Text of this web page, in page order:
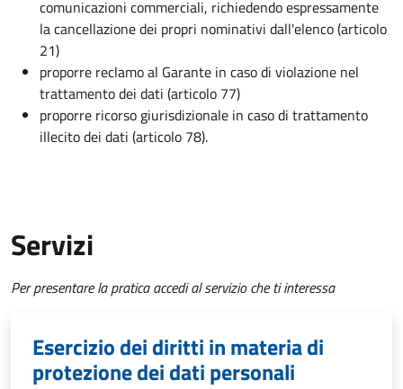
comunicazioni commerciali, richiedendo espressamente
la cancellazione dei propri nominativi dall'elenco (articolo
21)
proporre reclamo al Garante in caso di violazione nel
trattamento dei dati (articolo 77)
proporre ricorso giurisdizionale in caso di trattamento
illecito dei dati (articolo 78).
Servizi
Per presentare la pratica accedi al servizio che ti interessa
Esercizio dei diritti in materia di
protezione dei dati personali